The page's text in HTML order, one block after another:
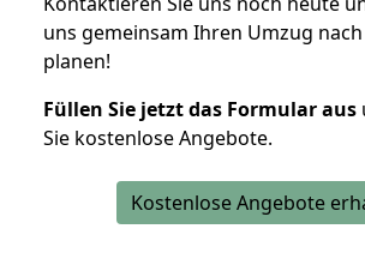
uns gemeinsam Ihren Umzug
planen!
Füllen Sie jetzt das Formular aus
Sie kostenlose Angebote.
Kostenlose Angebote